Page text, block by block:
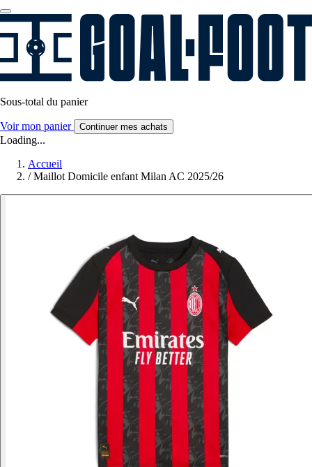
Sous-total du panier
Voir mon panier Continuer mes achats
Loading...
Accueil
/ Maillot Domicile enfant Milan AC 2025/26